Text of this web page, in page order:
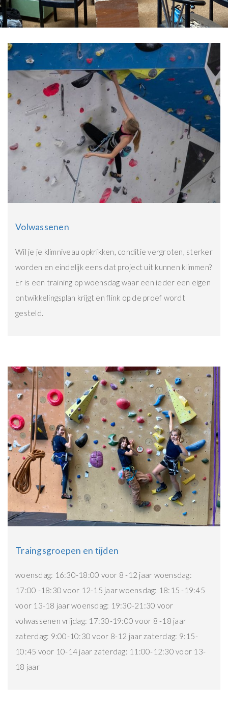
Volwassenen
Wil je je klimniveau opkrikken, conditie vergroten, sterker
worden en eindelijk eens dat project uit kunnen klimmen?
Er is een training op woensdag waar een ieder een eigen
ontwikkelingsplan krijgt en flink op de proef wordt
gesteld.
Traingsgroepen en tijden
woensdag: 16:30-18:00 voor 8 -12 jaar woensdag:
17:00 -18:30 voor 12-15 jaarwoensdag: 18:15 -19:45
voor 13-18 jaarwoensdag: 19:30-21:30 voor
volwassenen vrijdag: 17:30-19:00 voor 8 -18 jaar
zaterdag: 9:00-10:30 voor 8-12 jaarzaterdag: 9:15-
10:45 voor 10-14 jaar zaterdag: 11:00-12:30 voor 13-
18 jaar